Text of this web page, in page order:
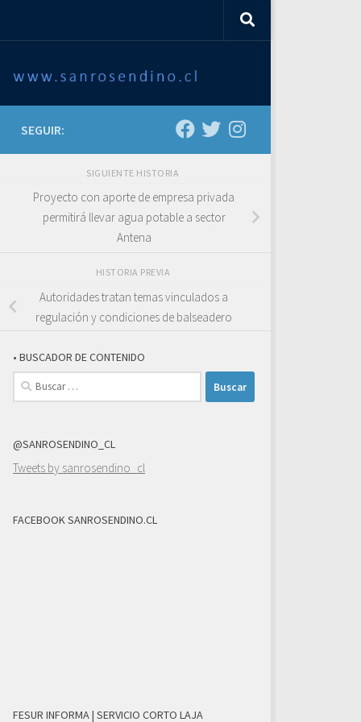
SEGUIR:
SIGUIENTE HISTORIA
Proyecto con aporte de empresa privada
permitirá llevar agua potable a sector
Antena
HISTORIA PREVIA
Autoridades tratan temas vinculados a
regulación y condiciones de balseadero
• BUSCADOR DE CONTENIDO
Buscar:
@SANROSENDINO_CL
Tweets by sanrosendino_cl
FACEBOOK SANROSENDINO.CL
FESUR INFORMA | SERVICIO CORTO LAJA